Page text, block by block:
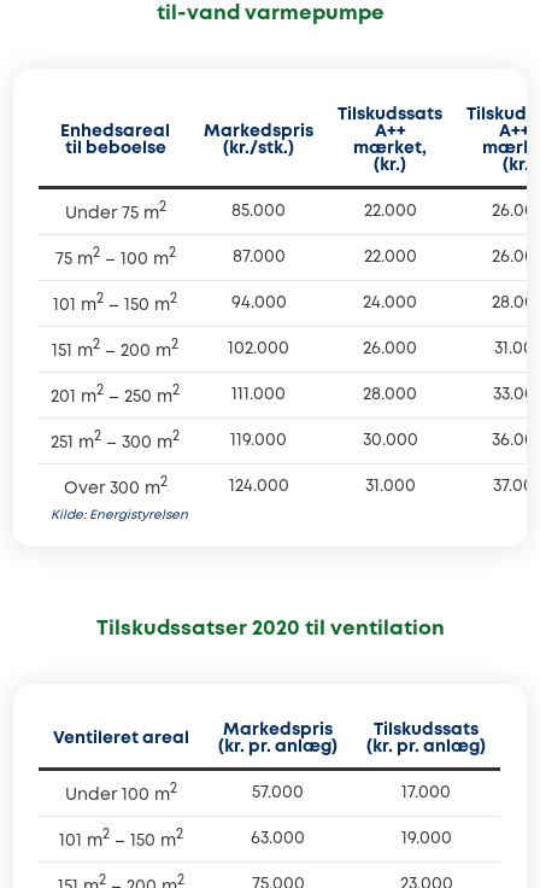
til-vand varmepumpe
Enhedsareal
til beboelse
Markedspris
(kr./stk.)
Tilskudssats
A++
mærket,
(kr.)
A+++
(kr.)
Under 75 m2 85.000 22.000
75 m2 – 100 m2 87.000 22.000
101 m2 – 150 m2 94.000 24.000
151 m2 – 200 m2 102.000 26.000
201 m2 – 250 m2 111.000 28.000
251 m2 – 300 m2 119.000 30.000
Over 300 m2 124.000 31.000
Kilde: Energistyrelsen
Tilskudssatser 2020 til ventilation
Ventileret areal
Markedspris
(kr. pr. anlæg)
Tilskudssats
(kr. pr. anlæg)
Under 100 m2 57.000 17.000
101 m2 – 150 m2 63.000 19.000
2 2 75.000 23.000